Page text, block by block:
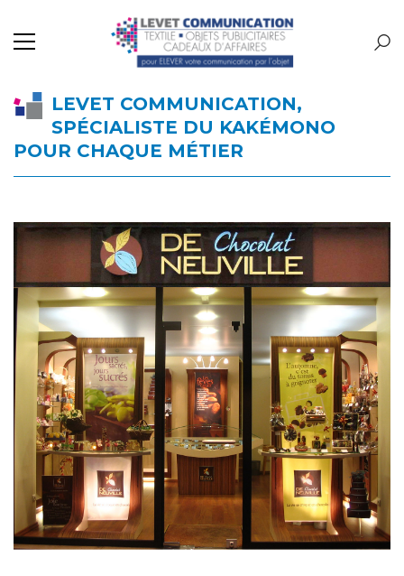
LEVET COMMUNICATION,
SPÉCIALISTE DU KAKÉMONO
POUR CHAQUE MÉTIER